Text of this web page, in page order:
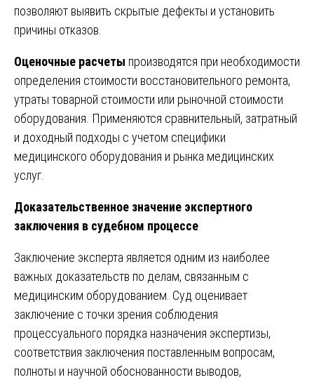
позволяют выявить скрытые дефекты и установить
причины отказов.
Оценочные расчеты производятся при необходимости
определения стоимости восстановительного ремонта,
утраты товарной стоимости или рыночной стоимости
оборудования. Применяются сравнительный, затратный
и доходный подходы с учетом специфики
медицинского оборудования и рынка медицинских
услуг.
Доказательственное значение экспертного
заключения в судебном процессе
Заключение эксперта является одним из наиболее
важных доказательств по делам, связанным с
медицинским оборудованием. Суд оценивает
заключение с точки зрения соблюдения
процессуального порядка назначения экспертизы,
соответствия заключения поставленным вопросам,
полноты и научной обоснованности выводов,